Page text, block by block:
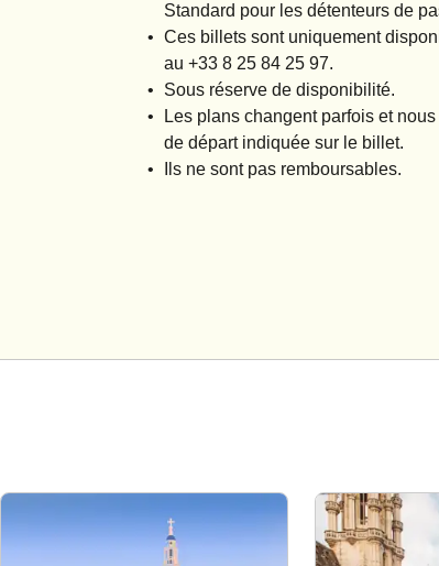
Standard pour les détenteurs de
Ces billets sont uniquement
au +33 8 25 84 25 97.
Sous réserve de disponibilité.
Les plans changent parfois et
de départ indiquée sur le billet.
Ils ne sont pas remboursables.